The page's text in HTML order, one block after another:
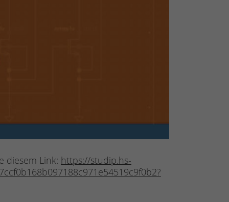
diesem Link: https://studip.hs-